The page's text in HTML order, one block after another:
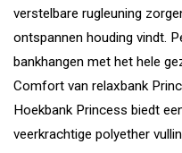
verstelbare rugleuning
ontspannen houding vindt.
bankhangen met het hele
Comfort van relaxbank
Hoekbank Princess biedt
veerkrachtige polyether